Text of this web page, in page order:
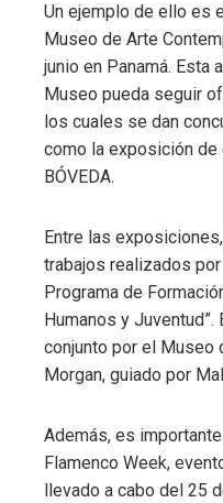
Un ejemplo de ello es
Museo de Arte
junio en Panamá. Esta
Museo pueda seguir
los cuales se dan
como la exposición de
BÓVEDA.
Entre las
trabajos realizados
Programa de
Humanos y
conjunto por el Museo
Morgan, guiado por
Además, es
Flamenco Week,
llevado a cabo del 25